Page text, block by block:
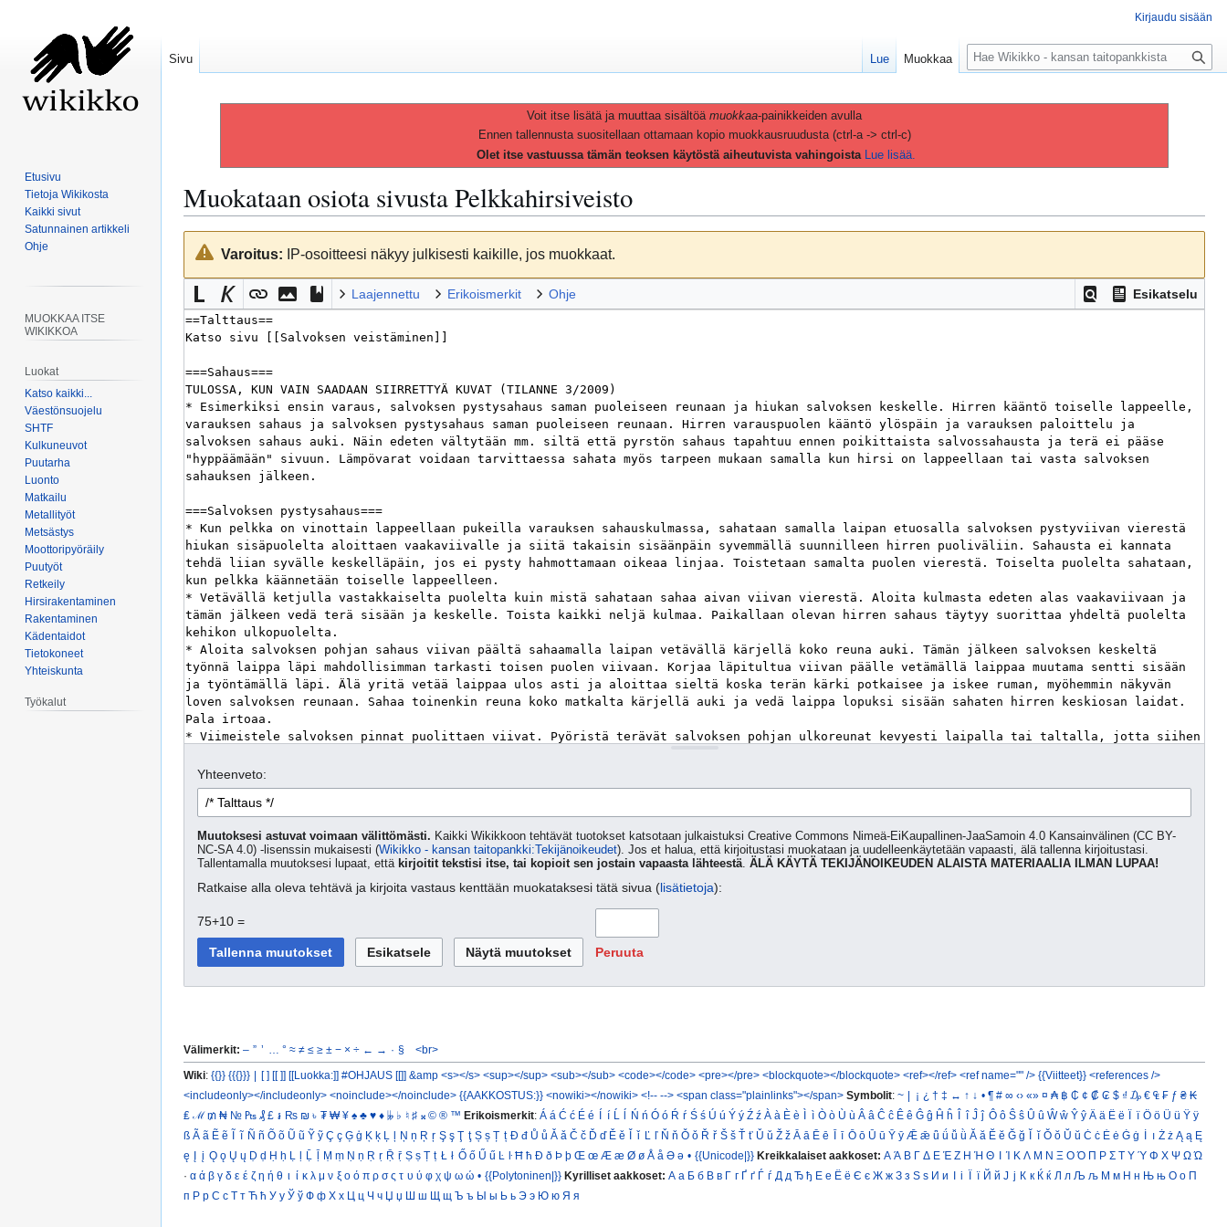
Voit itse lisätä ja muuttaa sisältöä muokkaa-painikkeiden avulla
Ennen tallennusta suositellaan ottamaan kopio muokkausruudusta (ctrl-a -> ctrl-c)
Olet itse vastuussa tämän teoksen käytöstä aiheutuvista vahingoista Lue lisää.
Muokataan osiota sivustaPelkkahirsiveisto
Siirry
navigaatioon
Siirry
hakuunVaroitus: IP-osoitteesi näkyy julkisesti kaikille, jos muokkaat.
Esikatselu
Laajennettu Erikoismerkit Ohje
Yhteenveto:
Muutoksesi astuvat voimaan välittömästi. Kaikki Wikikkoon tehtävät tuotokset katsotaan julkaistuksi Creative Commons Nimeä-EiKaupallinen-JaaSamoin 4.0 Kansainvälinen (CC BY-
NC-SA 4.0) -lisenssin mukaisesti (Wikikko - kansan taitopankki:Tekijänoikeudet). Jos et halua, että kirjoitustasi muokataan ja uudelleenkäytetään vapaasti, älä tallenna kirjoitustasi.
Tallentamalla muutoksesi lupaat, että kirjoitit tekstisi itse, tai kopioit sen jostain vapaasta lähteestä. ÄLÄ KÄYTÄ TEKIJÄNOIKEUDEN ALAISTA MATERIAALIA ILMAN LUPAA!
Ratkaise alla oleva tehtävä ja kirjoita vastaus kenttään muokataksesi tätä sivua (lisätietoja):
75+10 =
Peruuta
Välimerkit: – ” ’ ° ≈ ≠ ≤ ≥ ± − × ÷ ← → · § <br>
Wiki: {{}} {{{}}} | [ ] [[ ]] [[Luokka:]] #OHJAUS [[]] &amp <s></s> <sup></sup> <sub></sub> <code></code> <pre></pre> <blockquote></blockquote> <ref></ref> <ref name="" /> {{Viitteet}} <references />
<includeonly></includeonly> <noinclude></noinclude> {{AAKKOSTUS:}} <nowiki></nowiki> <!-- --> <span class="plainlinks"></span> Symbolit: ~ | ¡ ¿ † ‡ ↔ ↑ ↓ • ¶ # ∞ ‹› «» ¤ ₳ ฿ ₵ ¢ ₡ ₢ $ ₫ ₯ € ₠ ₣ ƒ ₴ ₭
₤ ℳ ₥ ₦ № ₧ ₰ £ ៛ ₨ ₪ ৳ ₮ ₩ ¥ ♠ ♣ ♥ ♦ 𝄫 ♭ ♮ ♯ 𝄪 © ® ™ Erikoismerkit:Á á Ć ć É é Í í Ĺ ĺ Ń ń Ó ó Ŕ ŕ Ś ś Ú ú Ý ý Ź ź À à È è Ì ì Ò ò Ù ù Â â Ĉ ĉ Ê ê Ĝ ĝ Ĥ ĥ Î î Ĵ ĵ Ô ô Ŝ ŝ Û û Ŵ ŵ Ŷ ŷ Ä ä Ë ë Ï ï Ö ö Ü ü Ÿ ÿ
ß Ã ã Ẽ ẽ Ĩ ĩ Ñ ñ Õ õ Ũ ũ Ỹ ỹ Ç ç Ģ ģ Ķ ķ Ļ ļ Ņ ņ Ŗ ŗ Ş ş Ţ ţ Ș ș Ț ț Đ đ Ů ů Ǎ ǎ Č č Ď ď Ě ě Ǐ ǐ Ľ ľ Ň ň Ǒ ǒ Ř ř Š š Ť ť Ǔ ǔ Ž ž Ā ā Ē ē Ī ī Ō ō Ū ū Ȳ ȳ Ǣ ǣ ǖ ǘ ǚ ǜ Ă ă Ĕ ĕ Ğ ğ Ĭ ĭ Ŏ ŏ Ŭ ŭ Ċ ċ Ė ė Ġ ġ İ ı Ż ż Ą ą Ę
ę Į į Ǫ ǫ Ų ų Ḍ ḍ Ḥ ḥ Ḷ ḷ Ḹ ḹ Ṃ ṃ Ṇ ṇ Ṛ ṛ Ṝ ṝ Ṣ ṣ Ṭ ṭ Ł ł Ő ő Ű ű Ŀ ŀ Ħ ħ Ð ð Þ þ Œ œ Æ æ Ø ø Å å Ə ə • {{Unicode|}} Kreikkalaiset aakkoset: Α Ά Β Γ Δ Ε Έ Ζ Η Ή Θ Ι Ί Κ Λ Μ Ν Ξ Ο Ό Π Ρ Σ Τ Υ Ύ Φ Χ Ψ Ω Ώ
· α ά β γ δ ε έ ζ η ή θ ι ί κ λ μ ν ξ ο ό π ρ σ ς τ υ ύ φ χ ψ ω ώ • {{Polytoninen|}} Kyrilliset aakkoset: А а Б б В в Г г Ґ ґ Ѓ ѓ Д д Ђ ђ Е е Ё ё Є є Ж ж З з Ѕ ѕ И и І і Ї ї Й й Ј ј К к Ќ ќ Л л Љ љ М м Н н Њ њ О о П
п Р р С с Т т Ћ ћ У у Ў ў Ф ф Х х Ц ц Ч ч Џ џ Ш ш Щ щ Ъ ъ Ы ы Ь ь Э э Ю ю Я я
Kirjaudu sisään
Sivu Lue Muokkaa
H
a
Etusivu
Tietoja Wikikosta
Kaikki sivut
Satunnainen artikkeli
Ohje
MUOKKAA ITSE
WIKIKKOA
Luokat
Katso kaikki...
Väestönsuojelu
SHTF
Kulkuneuvot
Puutarha
Luonto
Matkailu
Metallityöt
Metsästys
Moottoripyöräily
Puutyöt
Retkeily
Hirsirakentaminen
Rakentaminen
Kädentaidot
Tietokoneet
Yhteiskunta
Työkalut